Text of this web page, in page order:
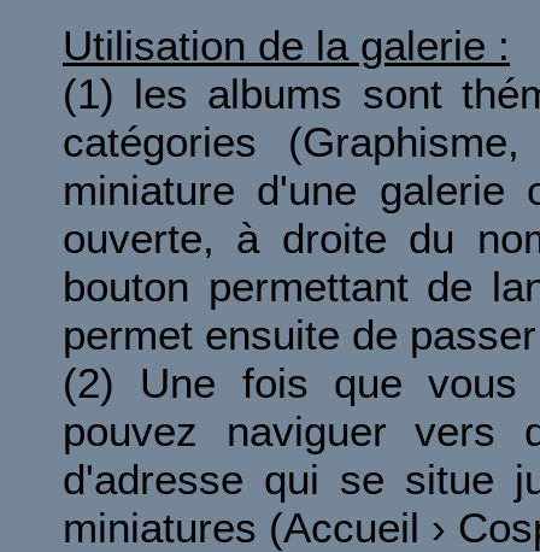
Utilisation de la galerie :
(1) les albums sont
catégories
miniature d'une galerie
ouverte, à droite du
bouton permettant de
permet ensuite de
(2) Une fois que vous
pouvez naviguer vers
d'adresse qui se situe
miniatures (Accueil ›